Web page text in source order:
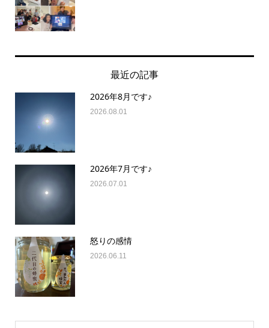
最近の記事
2026年8月です♪
2026.08.01
2026年7月です♪
2026.07.01
怒りの感情
2026.06.11